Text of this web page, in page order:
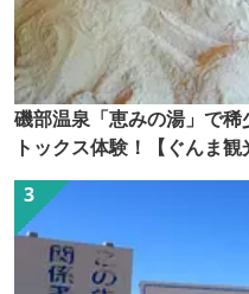
磯部温泉「恵みの湯」で
トックス体験！【ぐんま